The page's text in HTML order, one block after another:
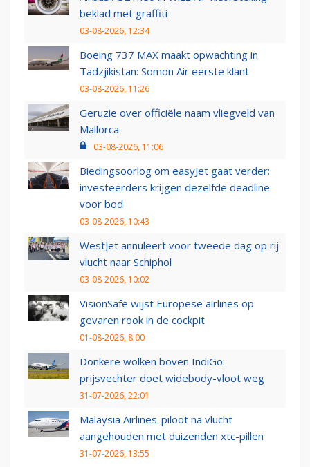
beklad met graffiti
03-08-2026, 12:34
Boeing 737 MAX maakt opwachting in
Tadzjikistan: Somon Air eerste klant
03-08-2026, 11:26
Geruzie over officiële naam vliegveld van
Mallorca
03-08-2026, 11:06
Biedingsoorlog om easyJet gaat verder:
investeerders krijgen dezelfde deadline
voor bod
03-08-2026, 10:43
WestJet annuleert voor tweede dag op rij
vlucht naar Schiphol
03-08-2026, 10:02
VisionSafe wijst Europese airlines op
gevaren rook in de cockpit
01-08-2026, 8:00
Donkere wolken boven IndiGo:
prijsvechter doet widebody-vloot weg
31-07-2026, 22:01
Malaysia Airlines-piloot na vlucht
aangehouden met duizenden xtc-pillen
31-07-2026, 13:55